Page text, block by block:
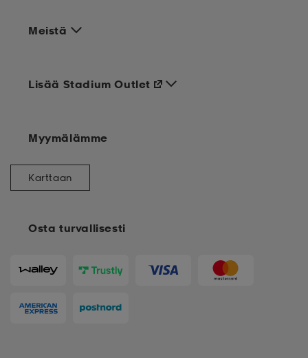
Meistä
Osta turvallisesti
Lisää Stadium Outlet
Myymälämme
Karttaan